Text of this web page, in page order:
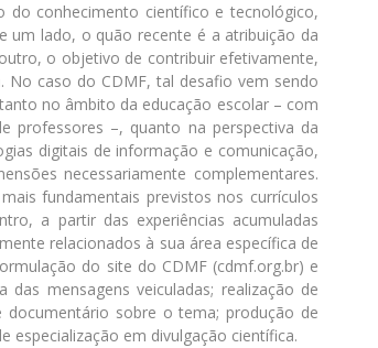
conhecimento científico e tecnológico,
um lado, o quão recente é a atribuição da
o objetivo de contribuir efetivamente,
caso do CDMF, tal desafio vem sendo
no âmbito da educação escolar – com
professores –, quanto na perspectiva da
digitais de informação e comunicação,
necessariamente complementares.
fundamentais previstos nos currículos
a partir das experiências acumuladas
relacionados à sua área específica de
do site do CDMF (cdmf.org.br) e
mensagens veiculadas; realização de
sobre o tema; produção de
especialização em divulgação científica.